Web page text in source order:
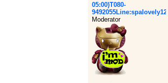
05:00)T080-
9492055Line:spalovely123
Moderator